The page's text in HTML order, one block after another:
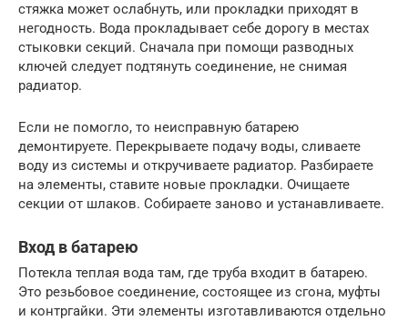
стяжка может ослабнуть, или прокладки приходят в
негодность. Вода прокладывает себе дорогу в местах
стыковки секций. Сначала при помощи разводных
ключей следует подтянуть соединение, не снимая
радиатор.
Если не помогло, то неисправную батарею
демонтируете. Перекрываете подачу воды, сливаете
воду из системы и откручиваете радиатор. Разбираете
на элементы, ставите новые прокладки. Очищаете
секции от шлаков. Собираете заново и устанавливаете.
Вход в батарею
Потекла теплая вода там, где труба входит в батарею.
Это резьбовое соединение, состоящее из сгона, муфты
и контргайки. Эти элементы изготавливаются отдельно